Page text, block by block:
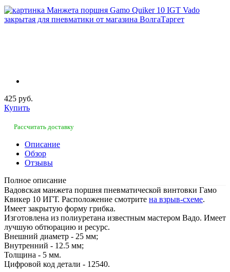
425 руб.
Купить
Рассчитать доставку
Описание
Обзор
Отзывы
Полное описание
Вадовская манжета поршня пневматической винтовки Гамо
Квикер 10 ИГТ. Расположение смотрите на взрыв-схеме.
Имеет закрытую форму грибка.
Изготовлена из полиуретана известным мастером Вадо. Имеет
лучшую обтюрацию и ресурс.
Внешний диаметр - 25 мм;
Внутренний - 12.5 мм;
Толщина - 5 мм.
Цифровой код детали - 12540.